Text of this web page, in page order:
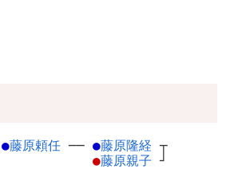
●藤原頼任 ── ●藤原隆経 ┬
●藤原親子 ┘